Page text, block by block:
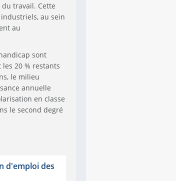
travail. Cette
au sein
au
sont
20 % restants
le milieu
annuelle
en classe
le second degré
d'emploi des